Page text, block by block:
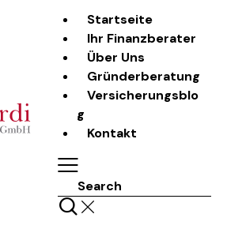
Startseite
Ihr Finanzberater
Über Uns
Gründerberatung
Versicherungsblo
g
Kontakt
Search